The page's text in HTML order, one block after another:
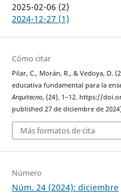
2025-02-06 (2)
2024-12-27 (1)
Cómo citar
Pilar, C., Morán, R., & Vedoya, D.
educativa fundamental para la
Arquitecno, (24), 1–12. https://
published 27 de diciembre de
Más formatos de cita
Número
Núm. 24 (2024): diciembre